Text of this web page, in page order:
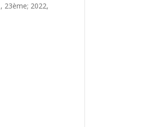
23ème; 2022,